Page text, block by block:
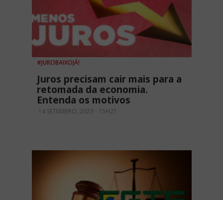
#JUROBAIXOJÁ!
Juros precisam cair mais para a
retomada da economia.
Entenda os motivos
14 SETEMBRO, 2023 - 15H21